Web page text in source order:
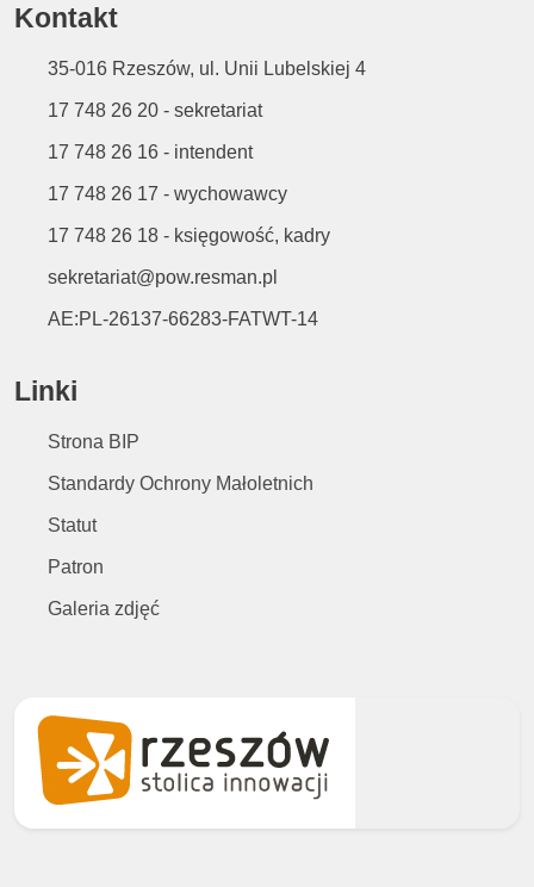
Kontakt
35-016 Rzeszów, ul. Unii Lubelskiej 4
17 748 26 20 - sekretariat
17 748 26 16 - intendent
17 748 26 17 - wychowawcy
17 748 26 18 - księgowość, kadry
sekretariat@pow.resman.pl
AE:PL-26137-66283-FATWT-14
Linki
Strona BIP
Standardy Ochrony Małoletnich
Statut
Patron
Galeria zdjęć